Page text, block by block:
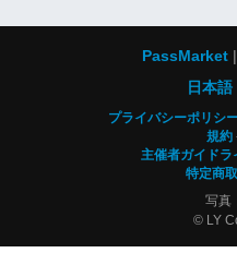
PassMarket
日本語
プライバシーポリシ
規約
主催者ガイドラ
特定商
写真
© LY